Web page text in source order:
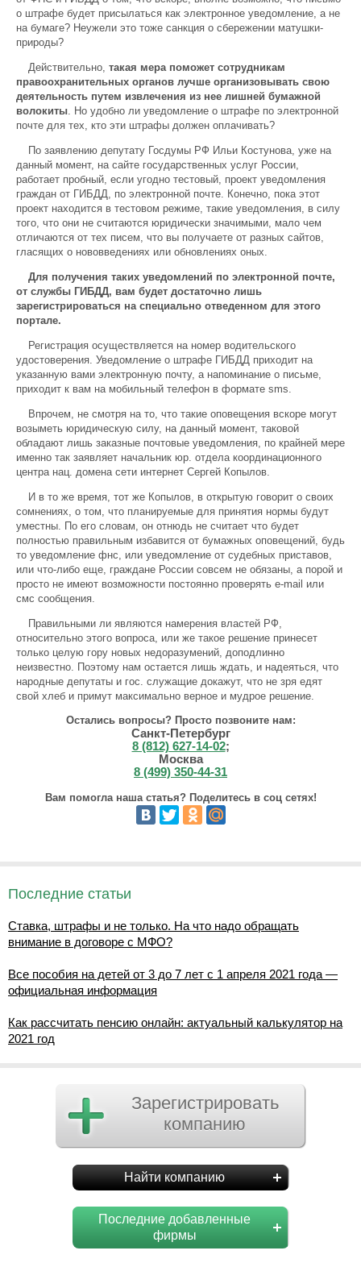
о штрафе будет присылаться как электронное уведомление, а не
на бумаге? Неужели это тоже санкция о сбережении матушки-
природы?
Действительно, такая мера поможет сотрудникам
правоохранительных органов лучше организовывать свою
деятельность путем извлечения из нее лишней бумажной
волокиты. Но удобно ли уведомление о штрафе по электронной
почте для тех, кто эти штрафы должен оплачивать?
По заявлению депутату Госдумы РФ Ильи Костунова, уже на
данный момент, на сайте государственных услуг России,
работает пробный, если угодно тестовый, проект уведомления
граждан от ГИБДД, по электронной почте. Конечно, пока этот
проект находится в тестовом режиме, такие уведомления, в силу
того, что они не считаются юридически значимыми, мало чем
отличаются от тех писем, что вы получаете от разных сайтов,
гласящих о нововведениях или обновлениях оных.
Для получения таких уведомлений по электронной почте,
от службы ГИБДД, вам будет достаточно лишь
зарегистрироваться на специально отведенном для этого
портале.
Регистрация осуществляется на номер водительского
удостоверения. Уведомление о штрафе ГИБДД приходит на
указанную вами электронную почту, а напоминание о письме,
приходит к вам на мобильный телефон в формате sms.
Впрочем, не смотря на то, что такие оповещения вскоре могут
возыметь юридическую силу, на данный момент, таковой
обладают лишь заказные почтовые уведомления, по крайней мере
именно так заявляет начальник юр. отдела координационного
центра нац. домена сети интернет Сергей Копылов.
И в то же время, тот же Копылов, в открытую говорит о своих
сомнениях, о том, что планируемые для принятия нормы будут
уместны. По его словам, он отнюдь не считает что будет
полностью правильным избавится от бумажных оповещений, будь
то уведомление фнс, или уведомление от судебных приставов,
или что-либо еще, граждане России совсем не обязаны, а порой и
просто не имеют возможности постоянно проверять e-mail или
смс сообщения.
Правильными ли являются намерения властей РФ,
относительно этого вопроса, или же такое решение принесет
только целую гору новых недоразумений, доподлинно
неизвестно. Поэтому нам остается лишь ждать, и надеяться, что
народные депутаты и гос. служащие докажут, что не зря едят
свой хлеб и примут максимально верное и мудрое решение.
Остались вопросы? Просто позвоните нам:
Санкт-Петербург
8 (812) 627-14-02;
Москва
8 (499) 350-44-31
Вам помогла наша статья? Поделитесь в соц сетях!
Последние статьи
Ставка, штрафы и не только. На что надо обращать
внимание в договоре с МФО?
Все пособия на детей от 3 до 7 лет с 1 апреля 2021 года —
официальная информация
Как рассчитать пенсию онлайн: актуальный калькулятор на
2021 год
Зарегистрировать
компанию
Найти компанию
Последние добавленные
фирмы